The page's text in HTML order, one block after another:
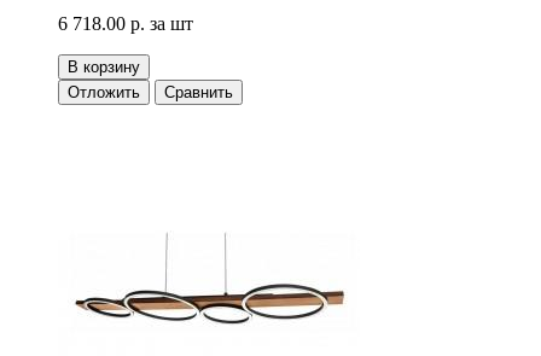
6 718.00 р. за шт
В корзину
Отложить
Сравнить